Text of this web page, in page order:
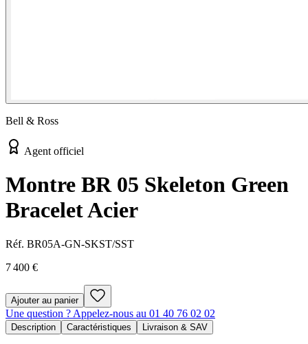
Bell & Ross
Agent officiel
Montre BR 05 Skeleton Green
Bracelet Acier
Réf. BR05A-GN-SKST/SST
7 400 €
Ajouter au panier
Une question ? Appelez-nous au 01 40 76 02 02
Description Caractéristiques Livraison & SAV